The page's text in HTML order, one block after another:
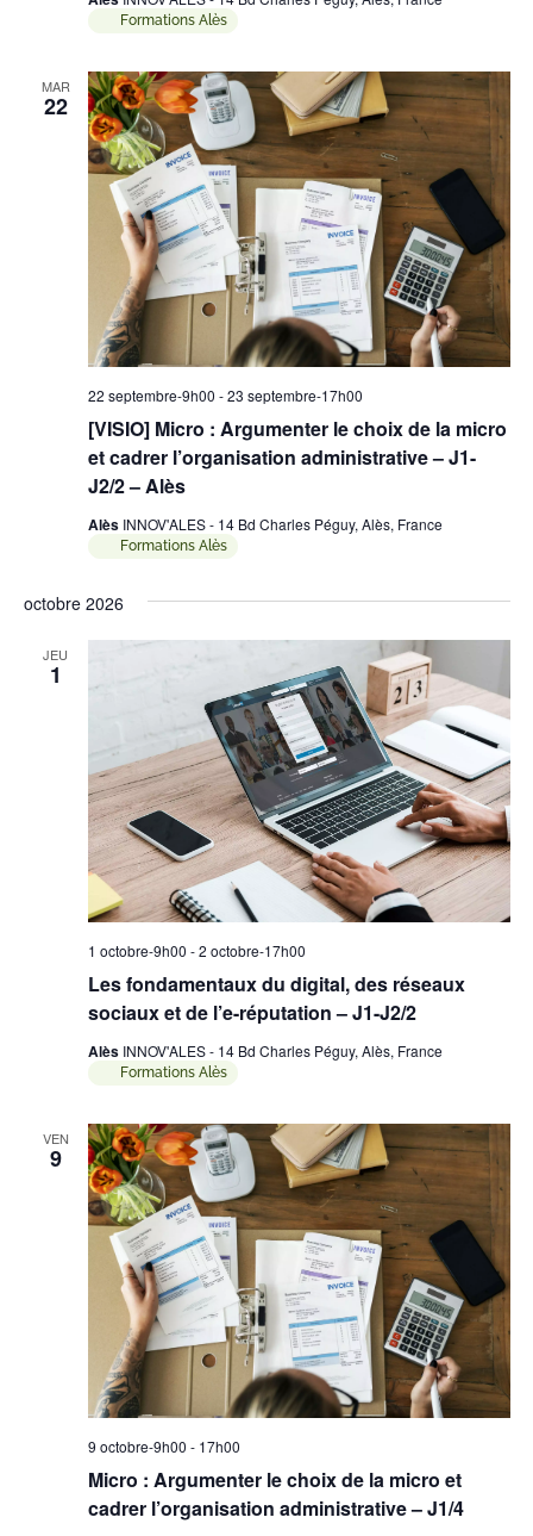
Formations Alès
MAR
22
[VISIO] Micro : Argumenter le choix de la micro
et cadrer l’organisation administrative – J1-
J2/2 – Alès
22 septembre-9h00 -23 septembre-17h00
Alès INNOV'ALES - 14 Bd Charles Péguy, Alès, France
Formations Alès
octobre 2026
JEU
1
Les fondamentaux du digital, des réseaux
sociaux et de l’e-réputation – J1-J2/2
1 octobre-9h00 -2 octobre-17h00
Alès INNOV'ALES - 14 Bd Charles Péguy, Alès, France
Formations Alès
VEN
9
Micro : Argumenter le choix de la micro et
cadrer l’organisation administrative – J1/4
9 octobre-9h00 - 17h00